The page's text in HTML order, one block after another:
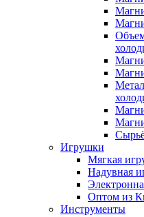
Игрушки
Мягкая
Надувная
Оптом из
Инструменты